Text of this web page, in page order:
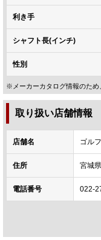
利き手
シャフト長(インチ)
性別
※メーカーカタログ情報のため
取り扱い店舗情報
店舗名 ゴル
住所 宮城
電話番号 022-